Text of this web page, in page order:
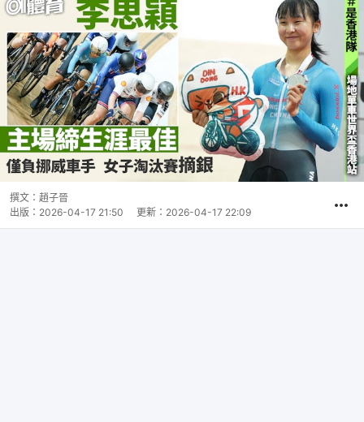
撰文： 趙子晉
出版： 2026-04-17 21:50 更新： 2026-04-17 22:09